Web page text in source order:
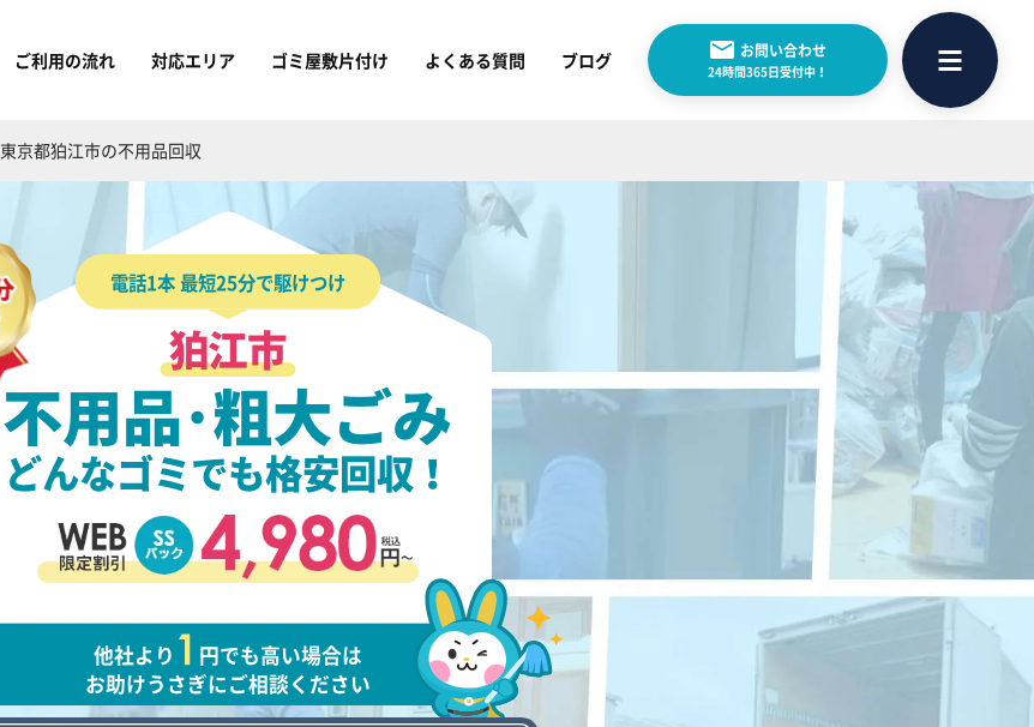
ご利用の流れ 対応エリア ゴミ屋敷片付け よくある質問 ブログ お問い合わせ
24時間365日受付中！
東京都狛江市の不用品回収
電話1本 最短25分で駆けつけ
狛江市
不用品･粗大ごみ
どんなゴミでも格安回収！
他社より
円でも高い場合は
お助けうさぎにご相談ください